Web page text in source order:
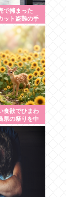
で捕まった
ット盗難の手
食欲でひまわ
県の祭りを中